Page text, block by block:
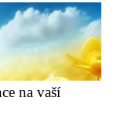
na vaší